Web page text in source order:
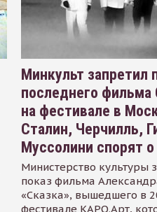
Минкульт запретил
последнего фильма
на фестивале в
Сталин, Черчилль,
Муссолини спорят
Министерство культуры
показ фильма
«Сказка», вышедшего в
фестивале КАРО.Арт,